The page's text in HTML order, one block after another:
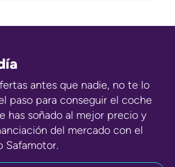
antes que nadie, no te lo
paso para conseguir el coche
has soñado al mejor precio y
del mercado con el
Safamotor.